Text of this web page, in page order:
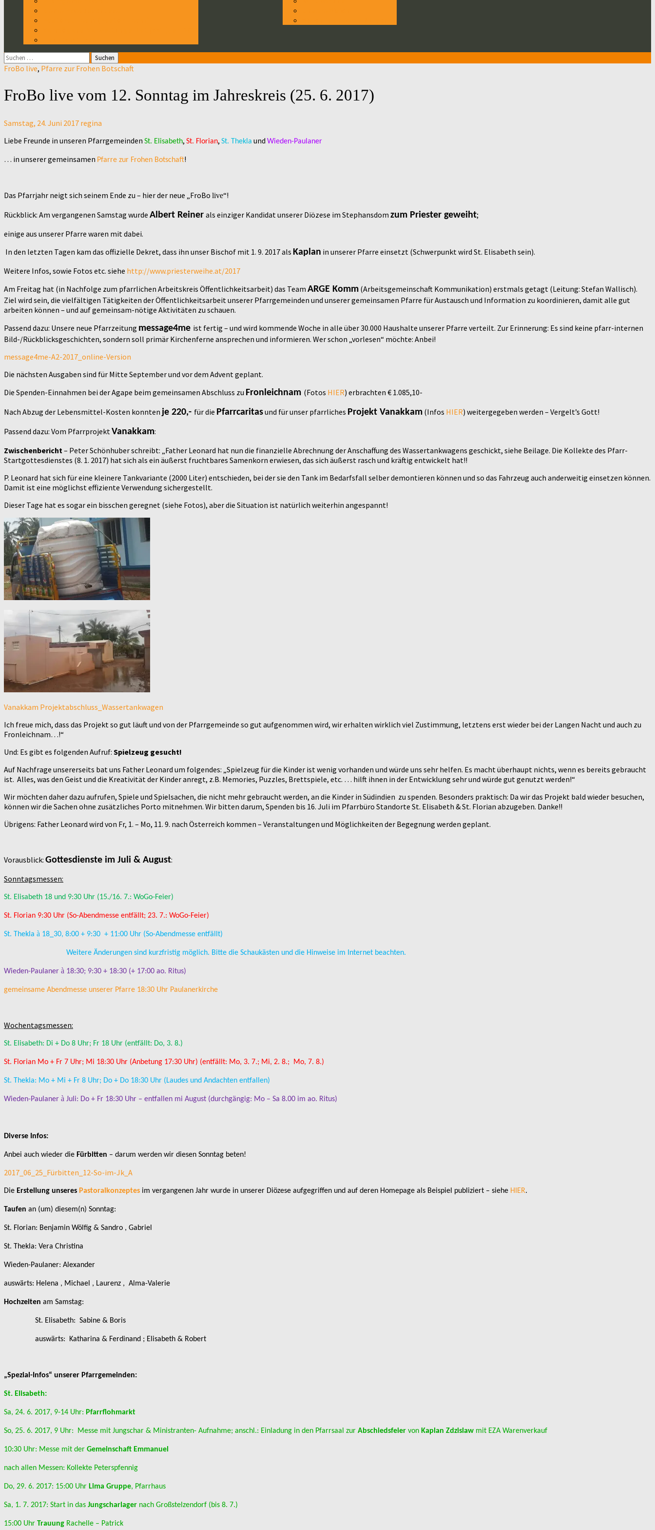
Suchen
nach:
FroBo live, Pfarre zur Frohen Botschaft
FroBo live vom 12. Sonntag im Jahreskreis (25. 6. 2017)
Samstag, 24. Juni 2017 regina
Liebe Freunde in unseren Pfarrgemeinden St. Elisabeth, St. Florian, St. Thekla und Wieden-Paulaner
… in unserer gemeinsamen Pfarre zur Frohen Botschaft!
Das Pfarrjahr neigt sich seinem Ende zu – hier der neue „FroBo live“!
Rückblick: Am vergangenen Samstag wurde Albert Reiner als einziger Kandidat unserer Diözese im Stephansdom zum Priester geweiht;
einige aus unserer Pfarre waren mit dabei.
In den letzten Tagen kam das offizielle Dekret, dass ihn unser Bischof mit 1. 9. 2017 als Kaplan in unserer Pfarre einsetzt (Schwerpunkt wird St. Elisabeth sein).
Weitere Infos, sowie Fotos etc. siehe http://www.priesterweihe.at/2017
Am Freitag hat (in Nachfolge zum pfarrlichen Arbeitskreis Öffentlichkeitsarbeit) das Team ARGE Komm (Arbeitsgemeinschaft Kommunikation) erstmals getagt (Leitung: Stefan Wallisch).
Ziel wird sein, die vielfältigen Tätigkeiten der Öffentlichkeitsarbeit unserer Pfarrgemeinden und unserer gemeinsamen Pfarre für Austausch und Information zu koordinieren, damit alle gut
arbeiten können – und auf gemeinsam-nötige Aktivitäten zu schauen.
Passend dazu: Unsere neue Pfarrzeitung message4me ist fertig – und wird kommende Woche in alle über 30.000 Haushalte unserer Pfarre verteilt. Zur Erinnerung: Es sind keine pfarr-internen
Bild-/Rückblicksgeschichten, sondern soll primär Kirchenferne ansprechen und informieren. Wer schon „vorlesen“ möchte: Anbei!
message4me-A2-2017_online-Version
Die nächsten Ausgaben sind für Mitte September und vor dem Advent geplant.
Die Spenden-Einnahmen bei der Agape beim gemeinsamen Abschluss zu Fronleichnam (Fotos HIER) erbrachten € 1.085,10-
Nach Abzug der Lebensmittel-Kosten konnten je 220,- für die Pfarrcaritasund für unser pfarrliches Projekt Vanakkam (Infos HIER) weitergegeben werden – Vergelt’s Gott!
Passend dazu: Vom Pfarrprojekt Vanakkam:
Zwischenbericht – Peter Schönhuber schreibt: „Father Leonard hat nun die finanzielle Abrechnung der Anschaffung des Wassertankwagens geschickt, siehe Beilage. Die Kollekte des Pfarr-
Startgottesdienstes (8. 1. 2017) hat sich als ein äußerst fruchtbares Samenkorn erwiesen, das sich äußerst rasch und kräftig entwickelt hat!!
P. Leonard hat sich für eine kleinere Tankvariante (2000 Liter) entschieden, bei der sie den Tank im Bedarfsfall selber demontieren können und so das Fahrzeug auch anderweitig einsetzen können.
Damit ist eine möglichst effiziente Verwendung sichergestellt.
Dieser Tage hat es sogar ein bisschen geregnet (siehe Fotos), aber die Situation ist natürlich weiterhin angespannt!
Vanakkam Projektabschluss_Wassertankwagen
Ich freue mich, dass das Projekt so gut läuft und von der Pfarrgemeinde so gut aufgenommen wird, wir erhalten wirklich viel Zustimmung, letztens erst wieder bei der Langen Nacht und auch zu
Fronleichnam…!“
Und: Es gibt es folgenden Aufruf: Spielzeug gesucht!
Auf Nachfrage unsererseits bat uns Father Leonard um folgendes: „Spielzeug für die Kinder ist wenig vorhanden und würde uns sehr helfen. Es macht überhaupt nichts, wenn es bereits gebraucht
ist. Alles, was den Geist und die Kreativität der Kinder anregt, z.B. Memories, Puzzles, Brettspiele, etc. … hilft ihnen in der Entwicklung sehr und würde gut genutzt werden!“
Wir möchten daher dazu aufrufen, Spiele und Spielsachen, die nicht mehr gebraucht werden, an die Kinder in Südindien zu spenden. Besonders praktisch: Da wir das Projekt bald wieder besuchen,
können wir die Sachen ohne zusätzliches Porto mitnehmen. Wir bitten darum, Spenden bis 16. Juli im Pfarrbüro Standorte St. Elisabeth & St. Florian abzugeben. Danke!!
Übrigens: Father Leonard wird von Fr, 1. – Mo, 11. 9. nach Österreich kommen – Veranstaltungen und Möglichkeiten der Begegnung werden geplant.
Vorausblick: Gottesdienste im Juli & August:
Sonntagsmessen:
St. Elisabeth 18 und 9:30 Uhr (15./16. 7.: WoGo-Feier)
St. Florian 9:30 Uhr (So-Abendmesse entfällt; 23. 7.: WoGo-Feier)
St. Thekla à 18_30, 8:00 + 9:30 + 11:00 Uhr (So-Abendmesse entfällt)
Weitere Änderungen sind kurzfristig möglich. Bitte die Schaukästen und die Hinweise im Internet beachten.
Wieden-Paulaner à 18:30; 9:30 + 18:30 (+ 17:00 ao. Ritus)
gemeinsame Abendmesse unserer Pfarre 18:30 Uhr Paulanerkirche
Wochentagsmessen:
St. Elisabeth: Di + Do 8 Uhr; Fr 18 Uhr (entfällt: Do, 3. 8.)
St. Florian Mo + Fr 7 Uhr; Mi 18:30 Uhr (Anbetung 17:30 Uhr) (entfällt: Mo, 3. 7.; Mi, 2. 8.; Mo, 7. 8.)
St. Thekla: Mo + Mi + Fr 8 Uhr; Do + Do 18:30 Uhr (Laudes und Andachten entfallen)
Wieden-Paulaner à Juli: Do + Fr 18:30 Uhr – entfallen mi August (durchgängig: Mo – Sa 8.00 im ao. Ritus)
Diverse Infos:
Anbei auch wieder die Fürbitten – darum werden wir diesen Sonntag beten!
2017_06_25_Fürbitten_12-So-im-Jk_A
Die Erstellung unseres Pastoralkonzeptes im vergangenen Jahr wurde in unserer Diözese aufgegriffen und auf deren Homepage als Beispiel publiziert – siehe HIER.
Taufen an (um) diesem(n) Sonntag:
St. Florian: Benjamin Wölfig & Sandro , Gabriel
St. Thekla: Vera Christina
Wieden-Paulaner: Alexander
auswärts: Helena , Michael , Laurenz , Alma-Valerie
Hochzeiten am Samstag:
St. Elisabeth: Sabine & Boris
auswärts: Katharina & Ferdinand ; Elisabeth & Robert
„Spezial-Infos“ unserer Pfarrgemeinden:
St. Elisabeth:
Sa, 24. 6. 2017, 9-14 Uhr: Pfarrflohmarkt
So, 25. 6. 2017, 9 Uhr: Messe mit Jungschar & Ministranten- Aufnahme; anschl.: Einladung in den Pfarrsaal zur Abschiedsfeier von Kaplan Zdzislaw mit EZA Warenverkauf
10:30 Uhr: Messe mit der Gemeinschaft Emmanuel
nach allen Messen: Kollekte Peterspfennig
Do, 29. 6. 2017: 15:00 Uhr Lima Gruppe, Pfarrhaus
Sa, 1. 7. 2017: Start in das Jungscharlager nach Großstelzendorf (bis 8. 7.)
15:00 Uhr Trauung Rachelle – Patrick